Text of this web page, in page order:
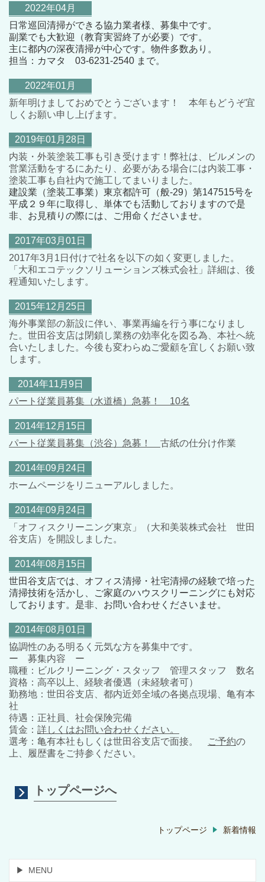
2022年04月
日常巡回清掃ができる協力業者様、募集中です。
副業でも大歓迎（教育実習終了が必要）です。
主に都内の深夜清掃が中心です。物件多数あり。
担当：カマタ 03-6231-2540 まで。
2022年01月
新年明けましておめでとうございます！ 本年もどうぞ宜
しくお願い申し上げます。
2019年01月28日
内装・外装塗装工事も引き受けます！弊社は、ビルメンの
営業活動をするにあたり、必要がある場合には内装工事・
塗装工事も自社内で施工してまいりました。
建設業（塗装工事業）東京都許可（般-29）第147515号を
平成２９年に取得し、単体でも活動しておりますので是
非、お見積りの際には、ご用命くださいませ。
2017年03月01日
2017年3月1日付けで社名を以下の如く変更しました。
「大和エコテックソリューションズ株式会社」詳細は、後
程通知いたします。
2015年12月25日
海外事業部の新設に伴い、事業再編を行う事になりまし
た。世田谷支店は閉鎖し業務の効率化を図る為、本社へ統
合いたしました。今後も変わらぬご愛顧を宜しくお願い致
します。
2014年11月9日
パート従業員募集（水道橋）急募！ 10名
2014年12月15日
パート従業員募集（渋谷）急募！ 古紙の仕分け作業
2014年09月24日
ホームページをリニューアルしました。
2014年09月24日
「オフィスクリーニング東京」（大和美装株式会社 世田
谷支店）を開設しました。
2014年08月15日
世田谷支店では、オフィス清掃・社宅清掃の経験で培った
清掃技術を活かし、ご家庭のハウスクリーニングにも対応
しております。是非、お問い合わせくださいませ。
2014年08月01日
協調性のある明るく元気な方を募集中です。
ー 募集内容 ー
職種：ビルクリーニング・スタッフ 管理スタッフ 数名
資格：高卒以上、経験者優遇（未経験者可）
勤務地：世田谷支店、都内近郊全域の各拠点現場、亀有本
社
待遇：正社員、社会保険完備
賃金： 詳しくはお問い合わせください。
選考：亀有本社もしくは世田谷支店で面接。
ご予約の
上、履歴書をご持参ください。
トップページへ
トップページ 新着情報
MENU